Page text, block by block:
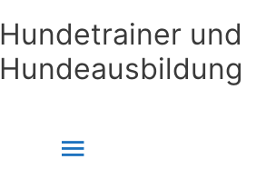
Hundetrainer und
Hundeausbildung
Hauptmenü